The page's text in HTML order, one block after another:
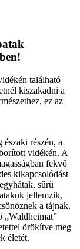
található
kiszakadni a
ez az
részén, a
vidékén. A
fekvő
kikapcsolódást
sűrű
jellemzik,
a tájnak.
„Waldheimat”
örökítve meg
életét.